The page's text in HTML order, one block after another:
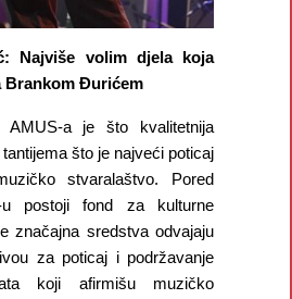
Najviše volim djela koja
Brankom Đurićem
a je što kvalitetnija
što je najveći poticaj
stvaralaštvo. Pored
postoji fond za kulturne
značajna sredstva odvajaju
za poticaj i podržavanje
koji afirmišu muzičko